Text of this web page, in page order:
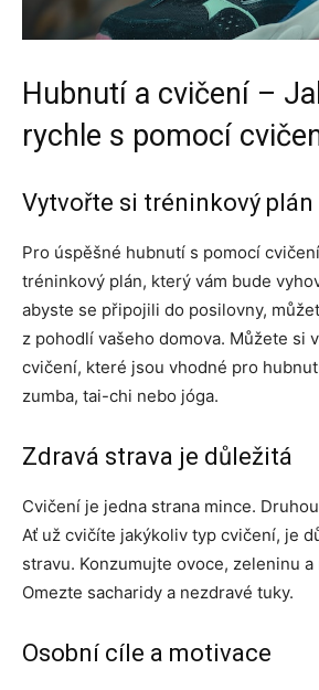
Hubnutí a cvičení –
rychle s pomocí
Vytvořte si tréninkový plán
Pro úspěšné hubnutí s pomocí
tréninkový plán, který vám bude
abyste se připojili do posilovny,
z pohodlí vašeho domova. Můžete si
cvičení, které jsou vhodné pro
zumba, tai-chi nebo jóga.
Zdravá strava je důležitá
Cvičení je jedna strana mince.
Ať už cvičíte jakýkoliv typ cvičení, je
stravu. Konzumujte ovoce, zeleninu
Omezte sacharidy a nezdravé tuky.
Osobní cíle a motivace